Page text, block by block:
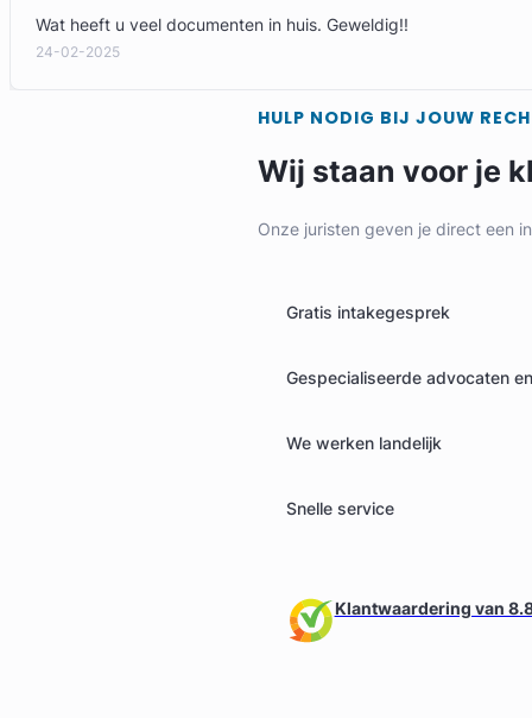
Wat heeft u veel documenten in huis. Geweldig!!
24-02-2025
HULP NODIG BIJ JOUW
Wij staan voor je
Onze juristen geven je direct een
Gratis intakegesprek
Gespecialiseerde advocaten
We werken landelijk
Snelle service
Klantwaardering van